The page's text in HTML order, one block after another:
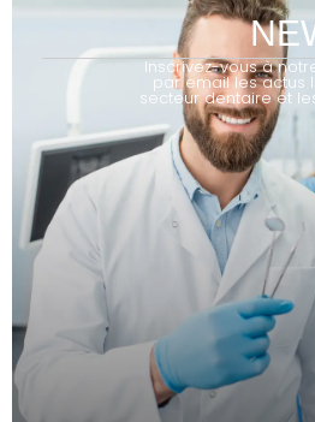
Inscrivez-vous à
par email les actus
secteur dentaire et